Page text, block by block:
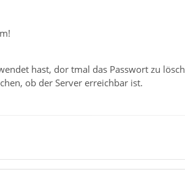
hast, dor tmal das Passwort zu
ob der Server erreichbar ist.